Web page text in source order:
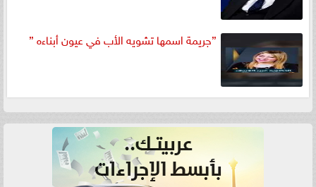
”جريمة اسمها تشويه الأب في عيون أبناءه ”